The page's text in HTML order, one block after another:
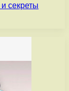
секреты